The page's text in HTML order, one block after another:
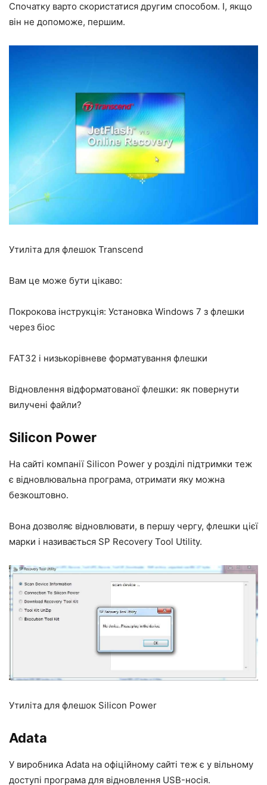
Спочатку варто скористатися другим способом. І, якщо
він не допоможе, першим.
Утиліта для флешок Transcend
Вам це може бути цікаво:
Покрокова інструкція: Установка Windows 7 з флешки
через біос
FAT32 і низькорівневе форматування флешки
Відновлення відформатованої флешки: як повернути
вилучені файли?
Silicon Power
На сайті компанії Silicon Power у розділі підтримки теж
є відновлювальна програма, отримати яку можна
безкоштовно.
Вона дозволяє відновлювати, в першу чергу, флешки цієї
марки і називається SP Recovery Tool Utility.
Утиліта для флешок Silicon Power
Adata
У виробника Adata на офіційному сайті теж є у вільному
доступі програма для відновлення USB-носія.